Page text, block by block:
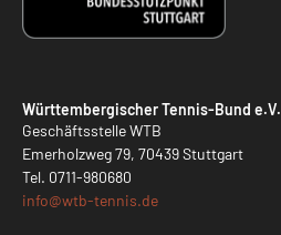
Württembergischer Tennis-Bund e.V.
Geschäftsstelle WTB
Emerholzweg 79, 70439 Stuttgart
Tel. 0711-980680
info@wtb-tennis.de